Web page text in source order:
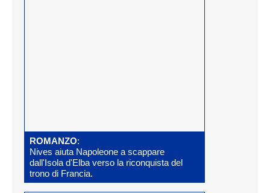
ROMANZO:
Nives aiuta Napoleone a scappare
dall'Isola d'Elba verso la riconquista del
trono di Francia.